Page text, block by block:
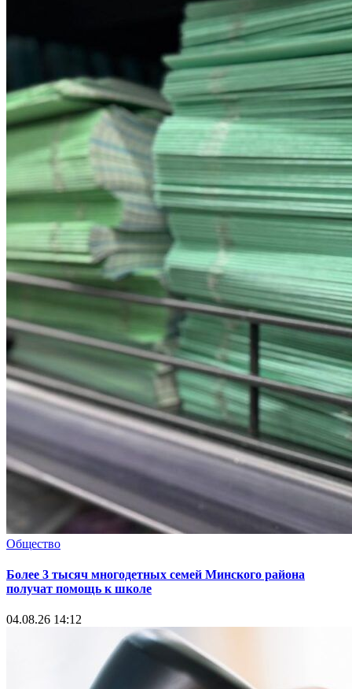
Общество
Более 3 тысяч многодетных семей Минского района
получат помощь к школе
04.08.26 14:12